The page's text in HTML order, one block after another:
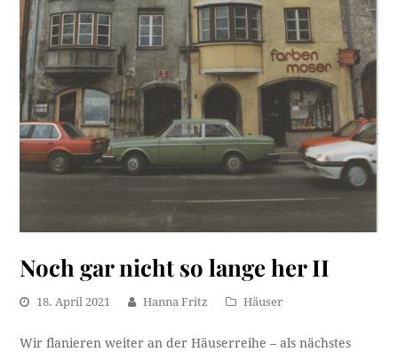
Noch gar nicht so lange her II
18. April 2021 Hanna Fritz Häuser
Wir flanieren weiter an der Häuserreihe – als nächstes